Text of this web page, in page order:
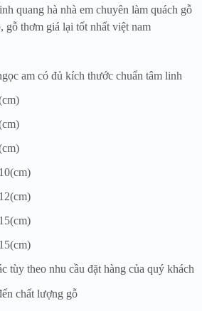
quang hà nhà em chuyên làm quách gỗ
gỗ thơm giá lại tốt nhất việt nam
am có đủ kích thước chuẩn tâm linh
tùy theo nhu cầu đặt hàng của quý khách
chất lượng gỗ